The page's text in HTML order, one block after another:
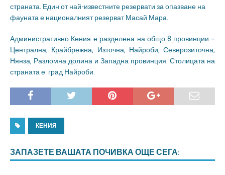
страната. Един от най-известните резервати за опазване на
фауната е националният резерват Масай Мара.
Административно Кения е разделена на общо 8 провинции –
Централна, Крайбрежна, Източна, Найроби, Северозиточна,
Нянза, Разломна долина и Западна провинция. Столицата на
страната е град Найроби.
КЕНИЯ
ЗАПАЗЕТЕ ВАШАТА ПОЧИВКА ОЩЕ СЕГА: